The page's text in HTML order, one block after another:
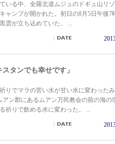
いる中、全羅北道ムジュのドギュ山リゾ
ャンプが開かれた。初日の8月5日午後7
雲が立ち込めていた。 ...
タンでも幸せです」
りでマラの苦い水が甘い水に変わった
ン郡にあるムアン万民教会の前の海の
祈りで飲める水に変わった。 ...